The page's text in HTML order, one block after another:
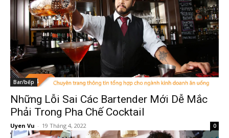
Bar/bếp
Những Lỗi Sai Các Bartender Mới Dễ Mắc
Phải Trong Pha Chế Cocktail
Uyen Vu - 19 Tháng 4, 2022 0